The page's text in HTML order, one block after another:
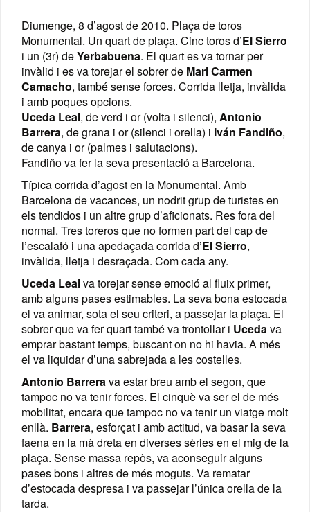
Diumenge, 8 d’agost de 2010. Plaça de toros
Monumental. Un quart de plaça. Cinc toros d’ElSierro
i un (3r) deYerbabuena. El quart es va tornar per
invàlid i es va torejar el sobrer de Mari Carmen
Camacho, també sense forces. Corrida lletja, invàlida
i amb poques opcions.
Uceda Leal, de verd i or (volta i silenci), Antonio
Barrera, de grana i or (silenci i orella) i Iván Fandiño,
de canya i or (palmes i salutacions).
Fandiño va fer la seva presentació a Barcelona.
Típica corrida d’agost en la Monumental. Amb
Barcelona de vacances, un nodrit grup de turistes en
els tendidos i un altre grup d’aficionats. Res fora del
normal. Tres toreros que no formen part del cap de
l’escalafó i una apedaçada corrida d’ElSierro,
invàlida, lletja i desraçada. Com cada any.
Uceda Lealva torejar sense emoció al fluix primer,
amb alguns pases estimables. La seva bona estocada
el va animar, sota el seu criteri, a passejar la plaça. El
sobrer que va fer quart també va trontollar i Ucedava
emprar bastant temps, buscant on no hi havia. A més
el va liquidar d’una sabrejada a les costelles.
Antonio Barrerava estar breu amb el segon, que
tampoc no va tenir forces. El cinquè va ser el de més
mobilitat, encara que tampoc no va tenir un viatge molt
enllà. Barrera, esforçat i amb actitud, va basar la seva
faena en la mà dreta en diverses sèries en el mig de la
plaça. Sense massa repòs, va aconseguir alguns
pases bons i altres de més moguts. Va rematar
d’estocada despresa i va passejar l’única orella de la
tarda.